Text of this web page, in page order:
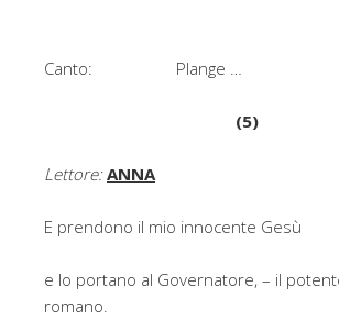
Canto: Plange …
(5)
Lettore: ANNA
E prendono il mio innocente Gesù
e lo portano al Governatore, – il
romano.